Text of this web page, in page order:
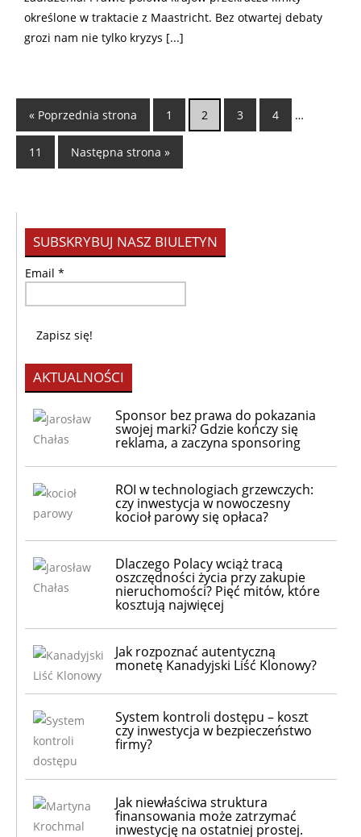
określone w traktacie z Maastricht. Bez otwartej debaty
grozi nam nie tylko kryzys [...]
« Poprzednia strona 1 2 3 4 …
11 Następna strona »
SUBSKRYBUJ NASZ BIULETYN
Email *
AKTUALNOŚCI
Sponsor bez prawa do pokazania
swojej marki? Gdzie kończy się
reklama, a zaczyna sponsoring
ROI w technologiach grzewczych:
czy inwestycja w nowoczesny
kocioł parowy się opłaca?
Dlaczego Polacy wciąż tracą
oszczędności życia przy zakupie
nieruchomości? Pięć mitów, które
kosztują najwięcej
Jak rozpoznać autentyczną
monetę Kanadyjski Liść Klonowy?
System kontroli dostępu – koszt
czy inwestycja w bezpieczeństwo
firmy?
Jak niewłaściwa struktura
finansowania może zatrzymać
inwestycję na ostatniej prostej.